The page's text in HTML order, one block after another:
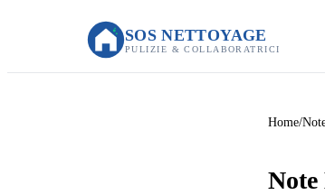
SOS NETTOYAGE
PULIZIE & COLLABORATRICI
Home